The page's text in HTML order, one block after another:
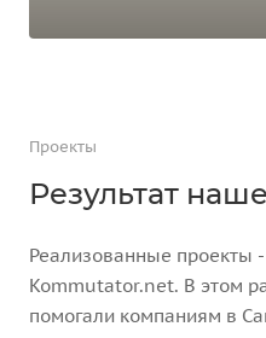
Проекты
Результат
Реализованные проекты
Kommutator.net. В этом
помогали компаниям в